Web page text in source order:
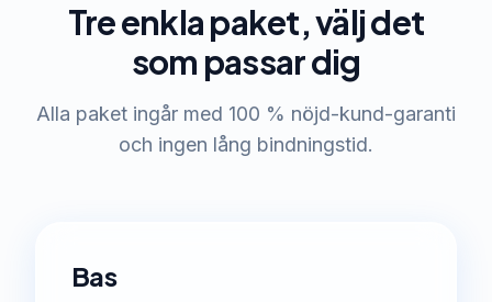
Tre enkla paket, välj det
som passar dig
Alla paket ingår med 100 % nöjd-kund-garanti
och ingen lång bindningstid.
Bas